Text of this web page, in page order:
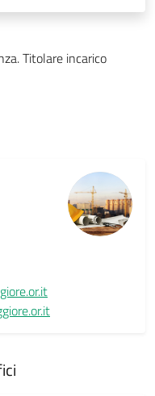
Titolare incarico